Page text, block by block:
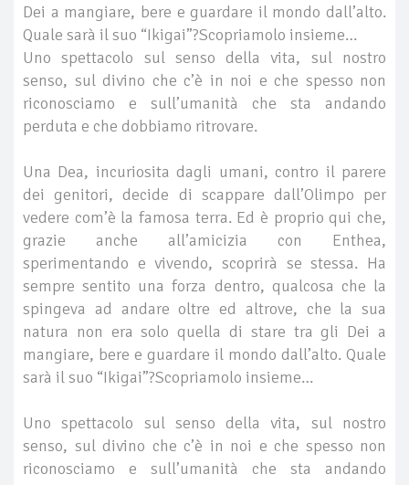
Dei a mangiare, bere e guardare il mondo dall’alto.
Quale sarà il suo “Ikigai”?Scopriamolo insieme…
Uno spettacolo sul senso della vita, sul nostro
senso, sul divino che c’è in noi e che spesso non
riconosciamo e sull’umanità che sta andando
perduta e che dobbiamo ritrovare.
Una Dea, incuriosita dagli umani, contro il parere
dei genitori, decide di scappare dall’Olimpo per
vedere com’è la famosa terra. Ed è proprio qui che,
grazie anche all’amicizia con Enthea,
sperimentando e vivendo, scoprirà se stessa. Ha
sempre sentito una forza dentro, qualcosa che la
spingeva ad andare oltre ed altrove, che la sua
natura non era solo quella di stare tra gli Dei a
mangiare, bere e guardare il mondo dall’alto. Quale
sarà il suo “Ikigai”?Scopriamolo insieme…
Uno spettacolo sul senso della vita, sul nostro
senso, sul divino che c’è in noi e che spesso non
riconosciamo e sull’umanità che sta andando